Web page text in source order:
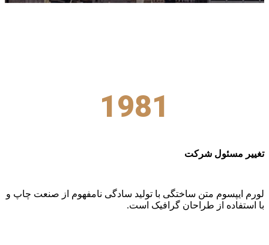
1981
تغییر مسئول شرکت
لورم ایپسوم متن ساختگی با تولید سادگی نامفهوم از صنعت چاپ و
با استفاده از طراحان گرافیک است.